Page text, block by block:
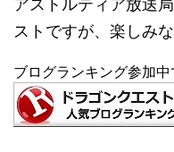
アストルティア放送
ストですが、楽しみな
ブログランキング参加中